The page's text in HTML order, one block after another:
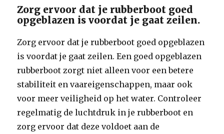
Zorg ervoor dat je rubberboot goed
opgeblazen is voordat je gaat zeilen.
Zorg ervoor dat je rubberboot goed opgeblazen
is voordat je gaat zeilen. Een goed opgeblazen
rubberboot zorgt niet alleen voor een betere
stabiliteit en vaareigenschappen, maar ook
voor meer veiligheid op het water. Controleer
regelmatig de luchtdruk in je rubberboot en
zorg ervoor dat deze voldoet aan de